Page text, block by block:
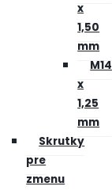
x
1,50
mm
M14
x
1,25
mm
Skrutky
pre
zmenu